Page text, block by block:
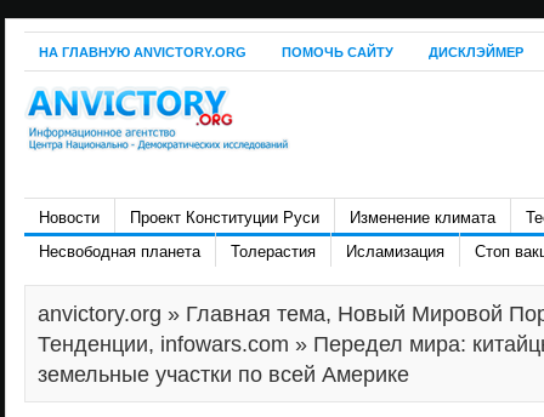
НА ГЛАВНУЮ ANVICTORY.ORG ПОМОЧЬ САЙТУ ДИСКЛЭЙМЕР
Новости Проект Конституции Руси Изменение климата
Несвободная планета
Толерастия Исламизация Стоп
anvictory.org » Главная тема, Новый Мировой
Тенденции, infowars.com » Передел мира:
земельные участки по всей Америке